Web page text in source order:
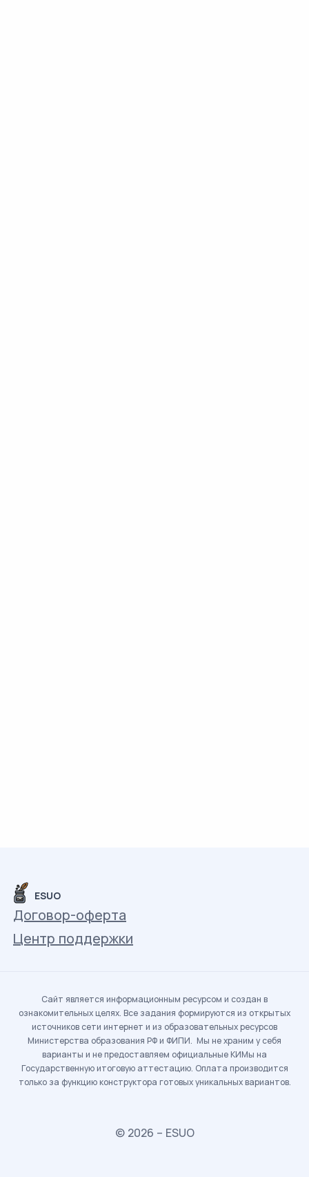
ESUO
Договор-оферта
Центр поддержки
Сайт является информационным ресурсом и создан в
ознакомительных целях. Все задания формируются из открытых
источников сети интернет и из образовательных ресурсов
Министерства образования РФ и ФИПИ. Мы не храним у себя
варианты и не предоставляем официальные КИМы на
Государственную итоговую аттестацию. Оплата производится
только за функцию конструктора готовых уникальных вариантов.
© 2026 – ESUO